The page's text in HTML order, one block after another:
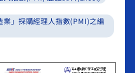
業」採購經理人指數(PMI)之編